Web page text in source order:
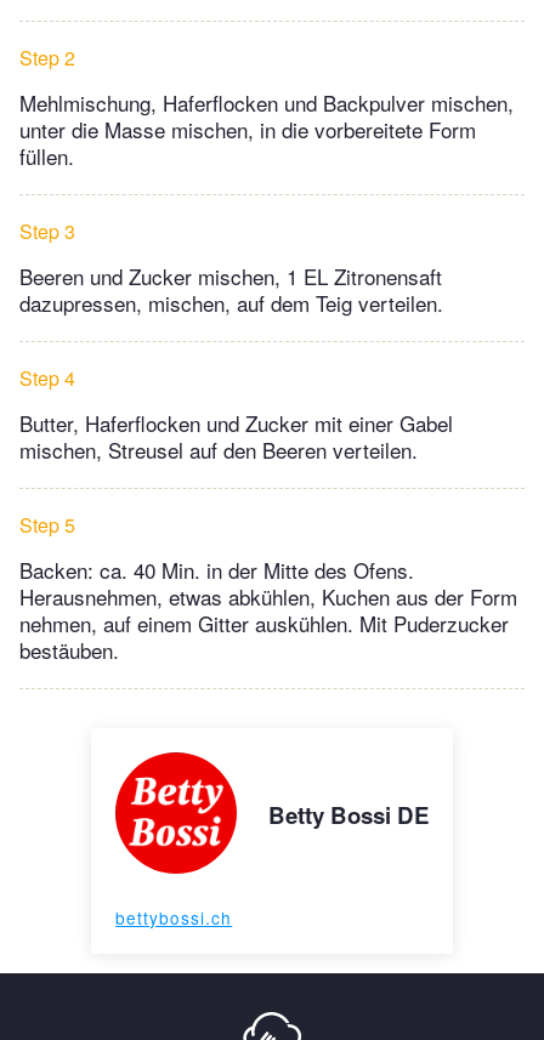
Step 2
Mehlmischung, Haferflocken und Backpulver mischen,
unter die Masse mischen, in die vorbereitete Form
füllen.
Step 3
Beeren und Zucker mischen, 1 EL Zitronensaft
dazupressen, mischen, auf dem Teig verteilen.
Step 4
Butter, Haferflocken und Zucker mit einer Gabel
mischen, Streusel auf den Beeren verteilen.
Step 5
Backen: ca. 40 Min. in der Mitte des Ofens.
Herausnehmen, etwas abkühlen, Kuchen aus der Form
nehmen, auf einem Gitter auskühlen. Mit Puderzucker
bestäuben.
Betty Bossi DE
bettybossi.ch